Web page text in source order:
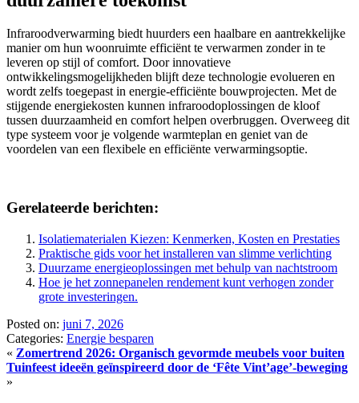
Infraroodverwarming biedt huurders een haalbare en aantrekkelijke
manier om hun woonruimte efficiënt te verwarmen zonder in te
leveren op stijl of comfort. Door innovatieve
ontwikkelingsmogelijkheden blijft deze technologie evolueren en
wordt zelfs toegepast in energie-efficiënte bouwprojecten. Met de
stijgende energiekosten kunnen infraroodoplossingen de kloof
tussen duurzaamheid en comfort helpen overbruggen. Overweeg dit
type systeem voor je volgende warmteplan en geniet van de
voordelen van een flexibele en efficiënte verwarmingsoptie.
Gerelateerde berichten:
Isolatiematerialen Kiezen: Kenmerken, Kosten en Prestaties
Praktische gids voor het installeren van slimme verlichting
Duurzame energieoplossingen met behulp van nachtstroom
Hoe je het zonnepanelen rendement kunt verhogen zonder
grote investeringen.
Posted on: juni 7, 2026
Categories: Energie besparen
« Zomertrend 2026: Organisch gevormde meubels voor buiten
Tuinfeest ideeën geïnspireerd door de ‘Fête Vint’age’-beweging
»